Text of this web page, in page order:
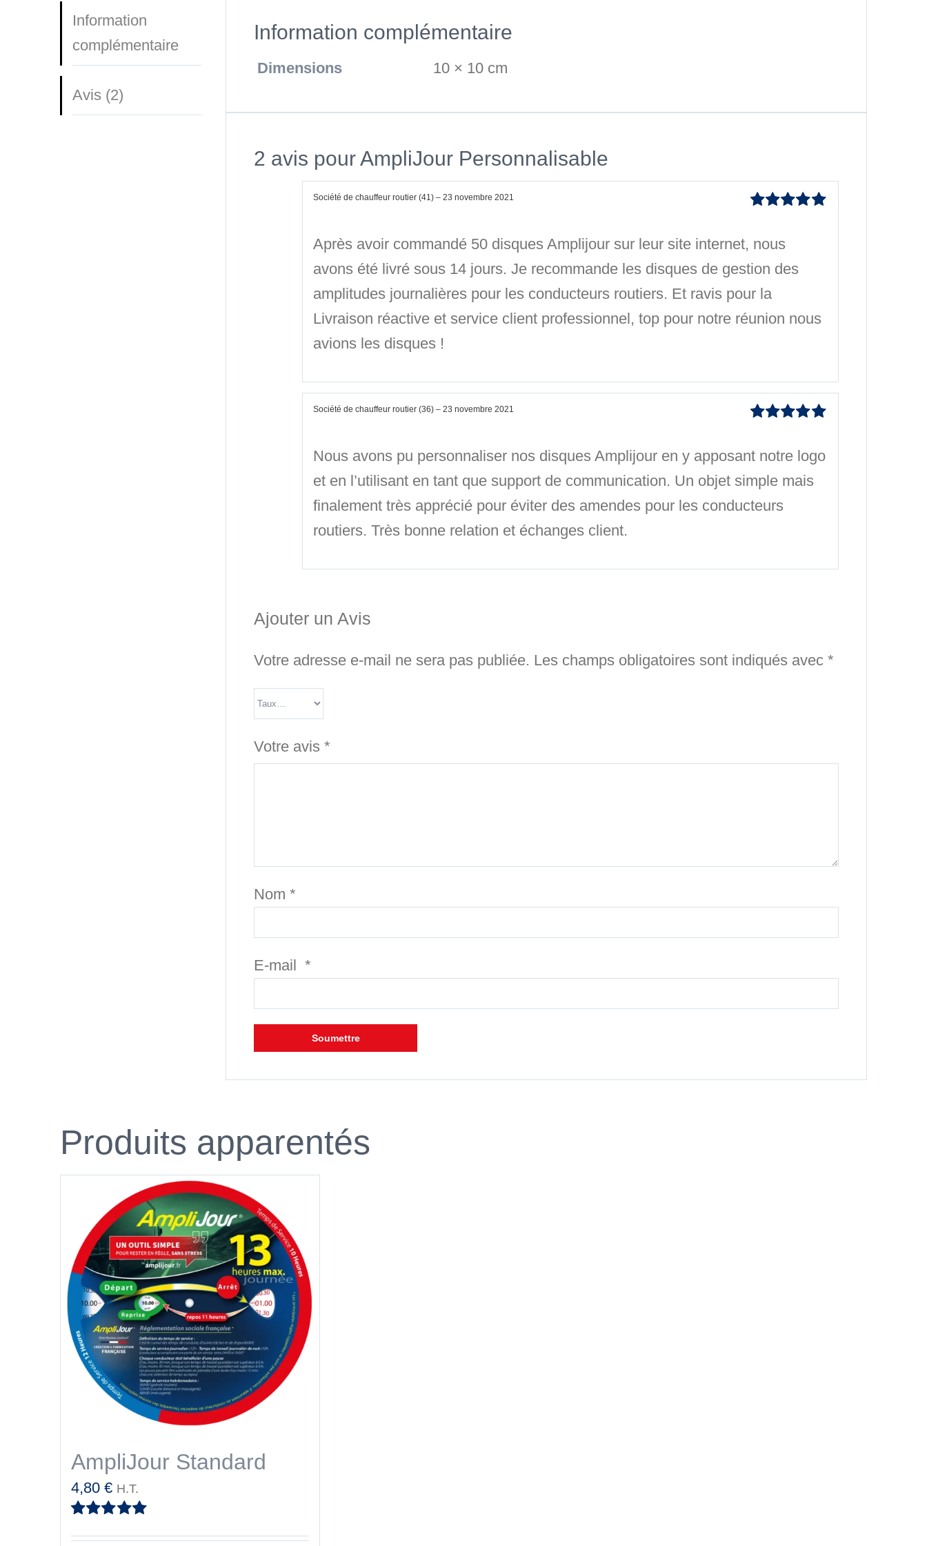
Information
complémentaire
Avis (2)
Information complémentaire
Dimensions 10 × 10 cm
2 avis pour AmpliJour Personnalisable
Société de chauffeur routier (41) – 23 novembre 2021
Après avoir commandé 50 disques Amplijour sur leur site internet, nous
avons été livré sous 14 jours. Je recommande les disques de gestion des
amplitudes journalières pour les conducteurs routiers. Et ravis pour la
Livraison réactive et service client professionnel, top pour notre réunion nous
avions les disques !
Société de chauffeur routier (36) – 23 novembre 2021
Nous avons pu personnaliser nos disques Amplijour en y apposant notre logo
et en l’utilisant en tant que support de communication. Un objet simple mais
finalement très apprécié pour éviter des amendes pour les conducteurs
routiers. Très bonne relation et échanges client.
Ajouter un Avis
Votre adresse e-mail ne sera pas publiée. Les champs obligatoires sont indiqués avec *
Votre avis *
Nom *
E-mail *
Produits apparentés
AmpliJour Standard
4,80 € H.T.